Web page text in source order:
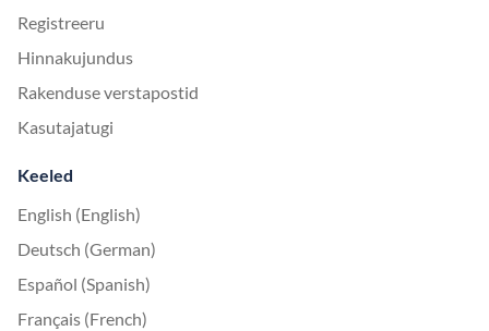
Registreeru
Hinnakujundus
Rakenduse verstapostid
Kasutajatugi
Keeled
English (English)
Deutsch (German)
Español (Spanish)
Français (French)